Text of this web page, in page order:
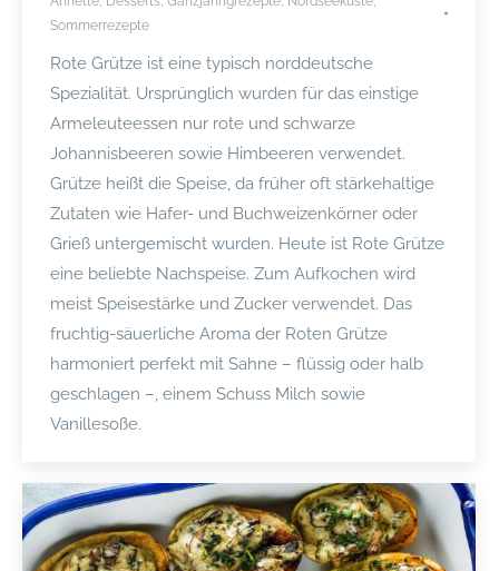
Sommerrezepte
Rote Grütze ist eine typisch norddeutsche
Spezialität. Ursprünglich wurden für das einstige
Armeleuteessen nur rote und schwarze
Johannisbeeren sowie Himbeeren verwendet.
Grütze heißt die Speise, da früher oft stärkehaltige
Zutaten wie Hafer- und Buchweizenkörner oder
Grieß untergemischt wurden. Heute ist Rote Grütze
eine beliebte Nachspeise. Zum Aufkochen wird
meist Speisestärke und Zucker verwendet. Das
fruchtig-säuerliche Aroma der Roten Grütze
harmoniert perfekt mit Sahne – flüssig oder halb
geschlagen –, einem Schuss Milch sowie
Vanillesoße.